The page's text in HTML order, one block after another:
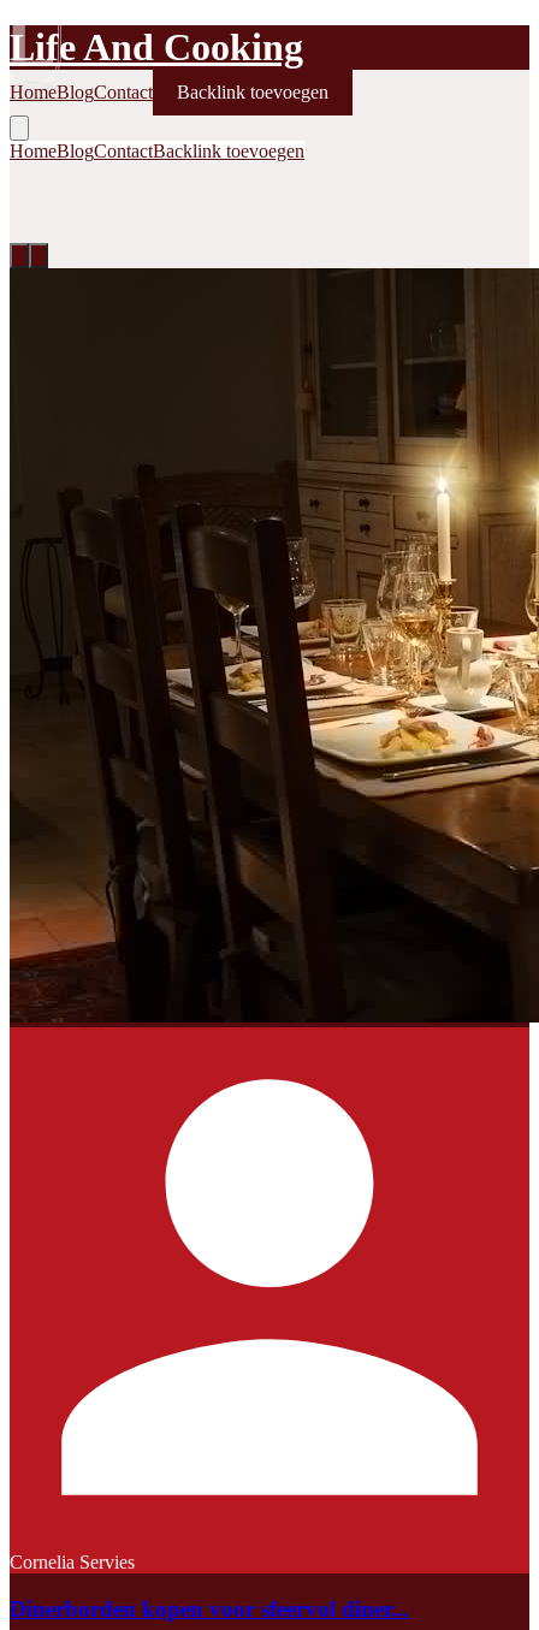
L
Life And Cooking
HomeBlogContact Backlink toevoegen
HomeBlogContactBacklink toevoegen
Cornelia Servies
Dinerborden kopen voor sfeervol diner...